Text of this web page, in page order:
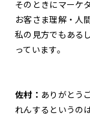
そのときにマーケ
お客さま理解・人
私の見方でもある
っています。
佐村： ありがとう
れんするというの